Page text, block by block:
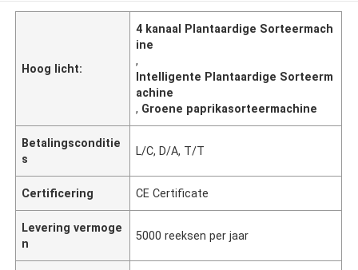
Hoog licht:
4 kanaal Plantaardige Sorteermach
ine
,
Intelligente Plantaardige Sorteerm
achine
, Groene paprikasorteermachine
Betalingsconditie
s
L/C, D/A, T/T
Certificering CE Certificate
Levering vermoge
n
5000 reeksen per jaar